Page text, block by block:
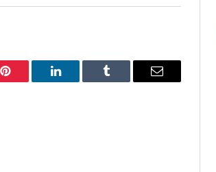
Pinterest LinkedIn Tumblr Email